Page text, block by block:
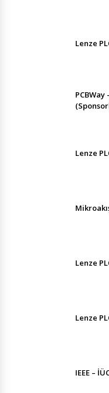
Lenze
PCBWay
Lenze
Lenze
Lenze
IEEE –